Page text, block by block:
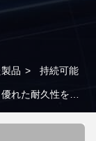
品 > 持続可能
れた耐久性を持